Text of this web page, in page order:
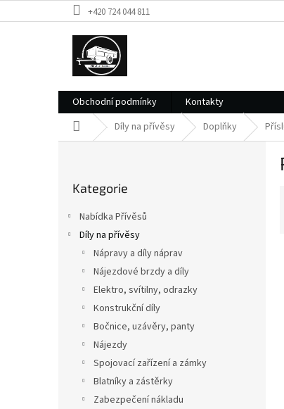
na
+420 724 044 811
Obchodní podmínky
Kontakty
Domů Díly na přívěsy Doplňky
kategorie
Kategorie
Nabídka Přívěsů
Díly na přívěsy
Nápravy a díly náprav
Nájezdové brzdy a díly
Elektro, svítilny, odrazky
Konstrukční díly
Bočnice, uzávěry, panty
Nájezdy
Spojovací zařízení a zámky
Blatníky a zástěrky
Zabezpečení nákladu